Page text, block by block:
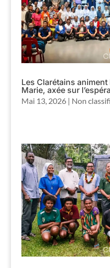
Les Clarétains
Marie, axée sur
Mai 13, 2026| Non